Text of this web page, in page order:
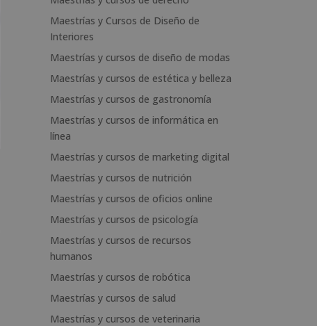
Maestrías y Cursos de Diseño de
Interiores
Maestrías y cursos de diseño de modas
Maestrías y cursos de estética y belleza
Maestrías y cursos de gastronomía
Maestrías y cursos de informática en
línea
Maestrías y cursos de marketing digital
Maestrías y cursos de nutrición
Maestrías y cursos de oficios online
Maestrías y cursos de psicología
Maestrías y cursos de recursos
humanos
Maestrías y cursos de robótica
Maestrías y cursos de salud
Maestrías y cursos de veterinaria